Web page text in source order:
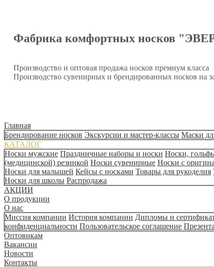
Фабрика комфортных носков
Производство и оптовая продажа носков премиум класса
Производство сувенирных и брендированных носков на
Главная
Брендирование носков Экскурсии и мастер-классы Маски
КАТАЛОГ
Носки мужские Праздничные наборы и носки Носки,
(медицинской) резинкой Носки сувенирные Носки с
Носки для малышей Кейсы с носками Товары для рукоделия
Носки для школы Распродажа
АКЦИИ
О продукции
О нас
Миссия компании История компании Дипломы и
конфиденциальности Пользовательское соглашение
Оптовикам
Вакансии
Новости
Контакты